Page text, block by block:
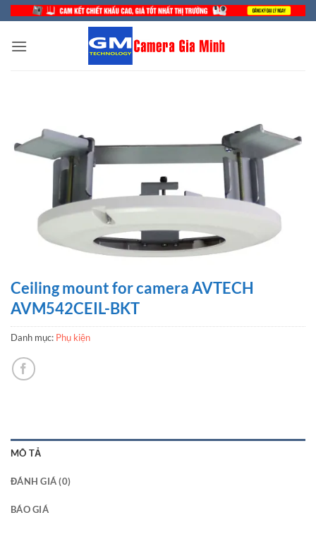
Bỏ
qua
nội
Ceiling mount for camera AVTECH
AVM542CEIL-BKT
Danh mục: Phụ kiện
MÔ TẢ
ĐÁNH GIÁ (0)
BÁO GIÁ